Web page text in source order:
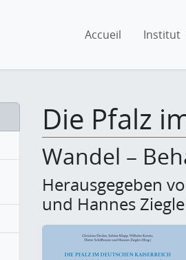
Accueil Institut
Die Pfalz
Wandel –
Herausgegeben
und Hannes